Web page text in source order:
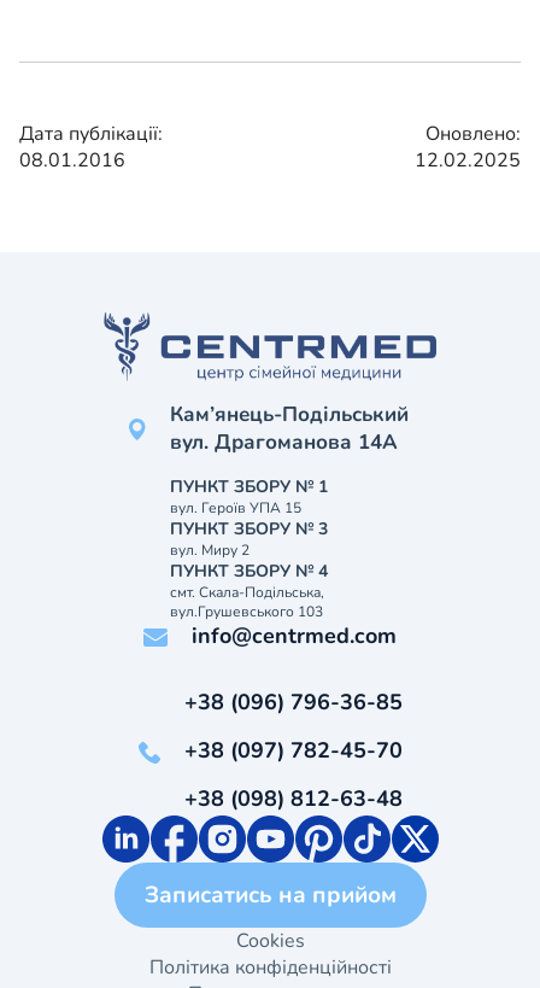
Дата публікації:
08.01.2016
Оновлено:
12.02.2025
Кам’янець-Подільський
вул. Драгоманова 14А
ПУНКТ ЗБОРУ № 1
вул. Героїв УПА 15
ПУНКТ ЗБОРУ № 3
вул. Миру 2
ПУНКТ ЗБОРУ № 4
смт. Скала-Подільська,
вул.Грушевського 103
info@centrmed.com
+38 (096) 796-36-85
+38 (097) 782-45-70
+38 (098) 812-63-48
Записатись на прийом
Cookies
Політика конфіденційності